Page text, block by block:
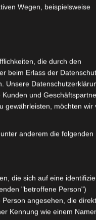
Natur beschenkt,
jeweils 3 Millimeter
Makthar Ville jeweils
gegenüber nur 1
Ahmed Salah in
D04 E5W5,
Daten
Wegen, beispielsweise
die durch den
beim Erlass der
Unsere
und
gewährleisten, möchten wir
anderem die folgenden
die sich auf eine
"betroffene Person")
angesehen, die
Kennung wie einem